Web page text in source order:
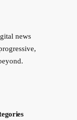
news